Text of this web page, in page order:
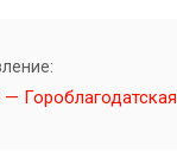
Гороблагодатская